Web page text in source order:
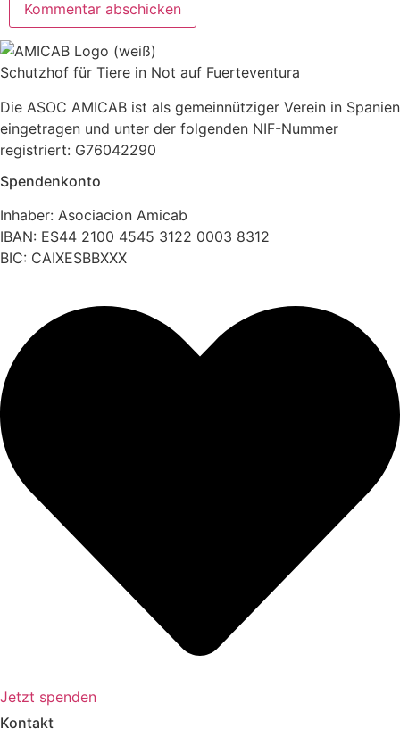
Schutzhof für Tiere in Not auf Fuerteventura
Die ASOC AMICAB ist als gemeinnütziger Verein in Spanien
eingetragen und unter der folgenden NIF-Nummer
registriert: G76042290
Spendenkonto
Inhaber: Asociacion Amicab
IBAN: ES44 2100 4545 3122 0003 8312
BIC: CAIXESBBXXX
Jetzt spenden
Kontakt